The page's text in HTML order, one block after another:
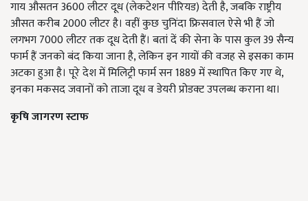
गाय औसतन 3600 लीटर दूध (लेकटेशन पीरि‍यड) देती है, जबकि‍ राष्ट्रीय
औसत करीब 2000 लीटर है। वहीं कुछ चुनिंदा फ्रिसवाल ऐसे भी हैं जो
लगभग 7000 लीटर तक दूध देती हैं। बतां दें की सेना के पास कुल 39 सैन्य
फार्म हैं जनको बंद किया जाना है, लेकिन इन गायों की वजह से इसका काम
अटका हुआ है। पूरे देश में मि‍लि‍ट्री फार्म सन 1889 में स्‍थापि‍त कि‍ए गए थे,
इनका मकसद जवानों को ताजा दूध व डेयरी प्रोडक्‍ट उपलब्‍ध कराना था।
कृषि जागरण स्टाफ